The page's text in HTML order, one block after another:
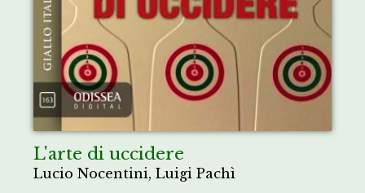
L'arte di uccidere
Lucio Nocentini, Luigi Pachì